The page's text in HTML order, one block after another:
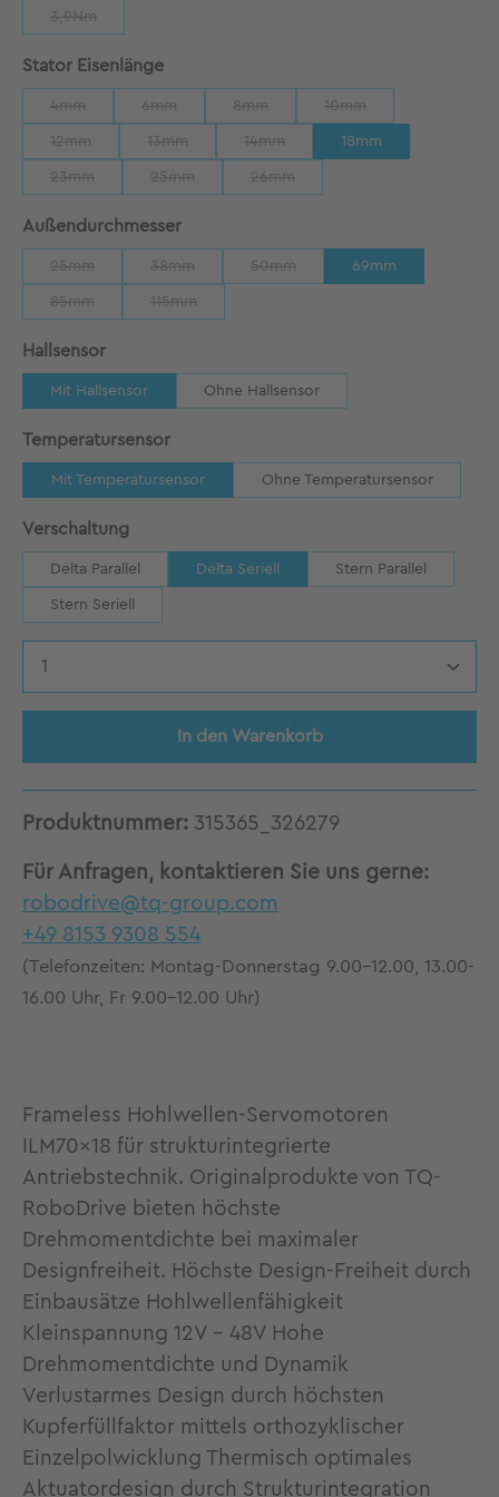
3,9Nm
Stator Eisenlängeauswählen
4mm 6mm 8mm 10mm
12mm 13mm 14mm 18mm
23mm 25mm 26mm
Außendurchmesserauswählen
25mm 38mm 50mm 69mm
85mm 115mm
Hallsensorauswählen
Mit Hallsensor Ohne Hallsensor
Temperatursensorauswählen
Mit Temperatursensor Ohne Temperatursensor
Verschaltungauswählen
Delta Parallel Delta Seriell Stern Parallel
Stern Seriell
Produkt Anzahl: Gib den gewünschten
In den Warenkorb
Produktnummer: 315365_326279
Für Anfragen, kontaktieren Sie uns gerne:
robodrive@tq-group.com
+49 8153 9308 554
(Telefonzeiten: Montag-Donnerstag 9.00-12.00, 13.00-
16.00 Uhr, Fr 9.00-12.00 Uhr)
Frameless Hohlwellen-Servomotoren
ILM70x18 für strukturintegrierte
Antriebstechnik. Originalprodukte von TQ-
RoboDrive bieten höchste
Drehmomentdichte bei maximaler
Designfreiheit. Höchste Design-Freiheit durch
Einbausätze Hohlwellenfähigkeit
Kleinspannung 12V - 48V Hohe
Drehmomentdichte und Dynamik
Verlustarmes Design durch höchsten
Kupferfüllfaktor mittels orthozyklischer
Einzelpolwicklung Thermisch optimales
Aktuatordesign durch Strukturintegration